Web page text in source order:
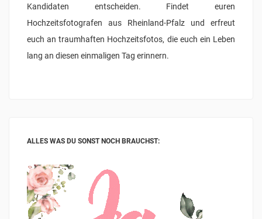
Kandidaten entscheiden. Findet euren
Hochzeitsfotografen aus Rheinland-Pfalz und erfreut
euch an traumhaften Hochzeitsfotos, die euch ein Leben
lang an diesen einmaligen Tag erinnern.
ALLES WAS DU SONST NOCH BRAUCHST: